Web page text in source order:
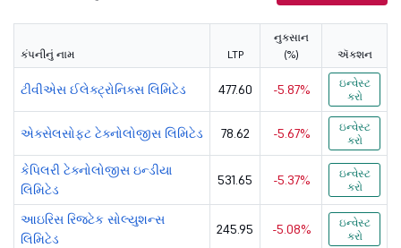
102101.26
9528.19
ન્યુજેન સોફ્... 567.2 7859.43
ટીવીએસ ઈલેક્... 477.6 946.32
સુબેક્સ લિમિટેડ 773.94
P પ્રોટિયન ઈગો... 571.6 2299.36
કંપનીનું નામ LTP
નુકસાન
(%)
ઍક્શન
ટીવીએસ ઈલેક્ટ્રોનિક્સ લિમિટેડ 477.60 -5.87%
ઇન્વેસ્ટ
કરો
એક્સેલસોફ્ટ ટેક્નોલોજીસ લિમિટેડ 78.62 -5.67%
ઇન્વેસ્ટ
કરો
કેપિલરી ટેક્નોલોજીસ ઇન્ડીયા
લિમિટેડ
531.65 -5.37%
ઇન્વેસ્ટ
કરો
આઇરિસ રિજટેક સોલ્યુશન્સ
લિમિટેડ
245.95 -5.08%
ઇન્વેસ્ટ
કરો